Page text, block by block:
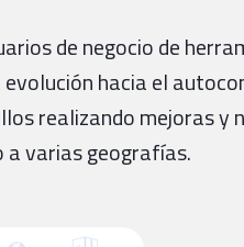
de negocio de
hacia el
realizando mejoras y
varias geografías.